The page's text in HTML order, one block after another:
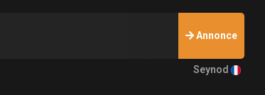
Annonce
Seynod